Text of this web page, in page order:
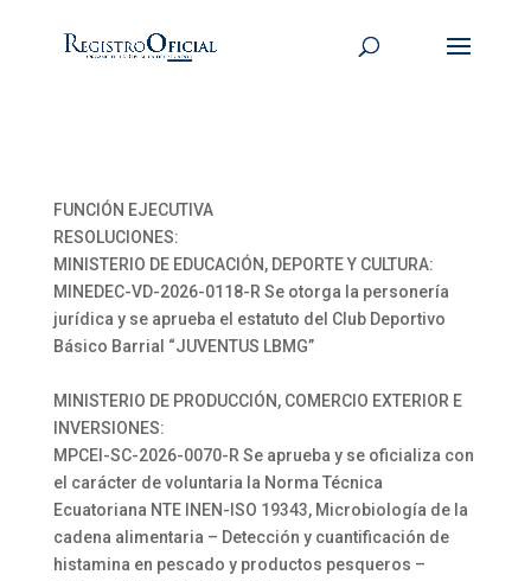
FUNCIÓN EJECUTIVA
RESOLUCIONES:
MINISTERIO DE EDUCACIÓN, DEPORTE Y CULTURA:
MINEDEC-VD-2026-0118-R Se otorga la personería
jurídica y se aprueba el estatuto del Club Deportivo
Básico Barrial “JUVENTUS LBMG”
MINISTERIO DE PRODUCCIÓN, COMERCIO EXTERIOR E
INVERSIONES:
MPCEI-SC-2026-0070-R Se aprueba y se oficializa con
el carácter de voluntaria la Norma Técnica
Ecuatoriana NTE INEN-ISO 19343, Microbiología de la
cadena alimentaria – Detección y cuantificación de
histamina en pescado y productos pesqueros –